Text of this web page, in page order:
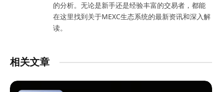
的分析。无论是新手还是经验丰富的交易者，都能
在这里找到关于MEXC生态系统的最新资讯和深入解
读。
相关文章